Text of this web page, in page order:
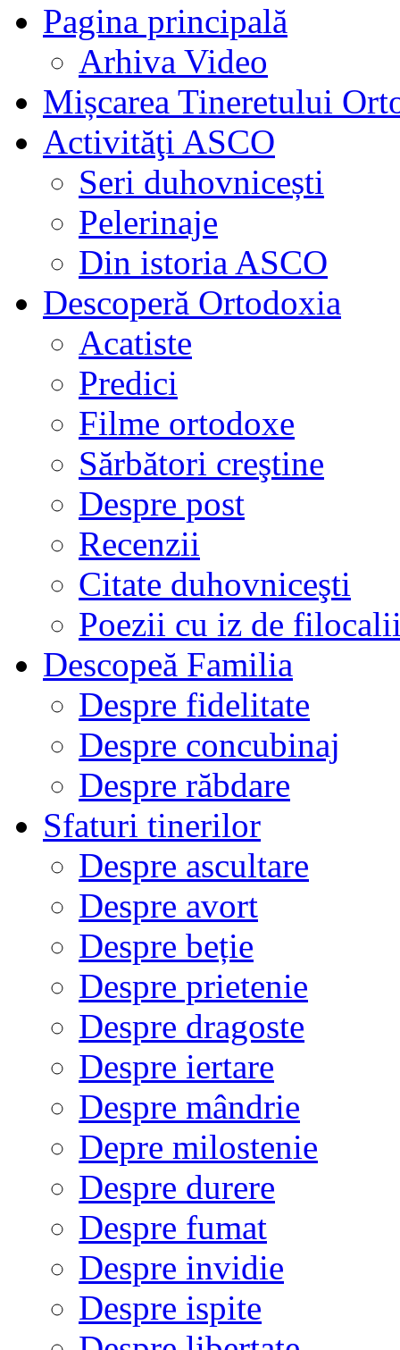
Pagina principală
Arhiva Video
Mișcarea Tineretului
Activităţi ASCO
Seri duhovnicești
Pelerinaje
Din istoria ASCO
Descoperă Ortodoxia
Acatiste
Predici
Filme ortodoxe
Sărbători creştine
Despre post
Recenzii
Citate duhovniceşti
Poezii cu iz de
Descopeă Familia
Despre fidelitate
Despre concubinaj
Despre răbdare
Sfaturi tinerilor
Despre ascultare
Despre avort
Despre beție
Despre prietenie
Despre dragoste
Despre iertare
Despre mândrie
Depre milostenie
Despre durere
Despre fumat
Despre invidie
Despre ispite